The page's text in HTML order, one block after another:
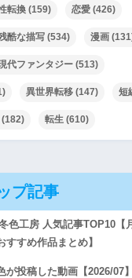
転換 (159) 恋愛 (426)
酷な描写 (534) 漫画
代ファンタジー (513)
異世界転移 (147) 短
(182) 転生 (610)
プ記事
色工房 人気記事TOP10【
すすめ作品まとめ】
が投稿した動画【2026/07